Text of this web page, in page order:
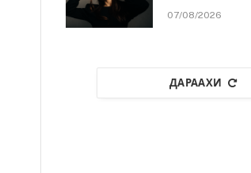
07/08/2026
ДАРААХИ